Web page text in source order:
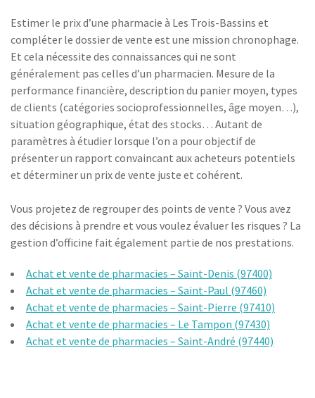
Estimer le prix d’une pharmacie à Les Trois-Bassins et
compléter le dossier de vente est une mission chronophage.
Et cela nécessite des connaissances qui ne sont
généralement pas celles d’un pharmacien. Mesure de la
performance financière, description du panier moyen, types
de clients (catégories socioprofessionnelles, âge moyen…),
situation géographique, état des stocks… Autant de
paramètres à étudier lorsque l’on a pour objectif de
présenter un rapport convaincant aux acheteurs potentiels
et déterminer un prix de vente juste et cohérent.
Vous projetez de regrouper des points de vente ? Vous avez
des décisions à prendre et vous voulez évaluer les risques ? La
gestion d’officine fait également partie de nos prestations.
Achat et vente de pharmacies – Saint-Denis (97400)
Achat et vente de pharmacies – Saint-Paul (97460)
Achat et vente de pharmacies – Saint-Pierre (97410)
Achat et vente de pharmacies – Le Tampon (97430)
Achat et vente de pharmacies – Saint-André (97440)